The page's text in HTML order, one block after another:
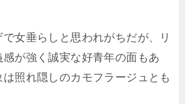
女垂らしと思われがちだが、リ
感が強く誠実な好青年の面もあ
は照れ隠しのカモフラージュとも